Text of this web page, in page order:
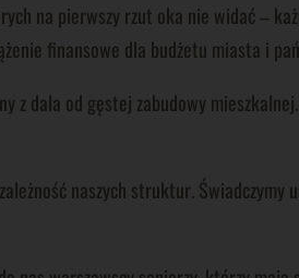
na pierwszy rzut oka nie widać –
finansowe dla budżetu miasta i
z dala od gęstej zabudowy
naszych struktur. Świadczymy